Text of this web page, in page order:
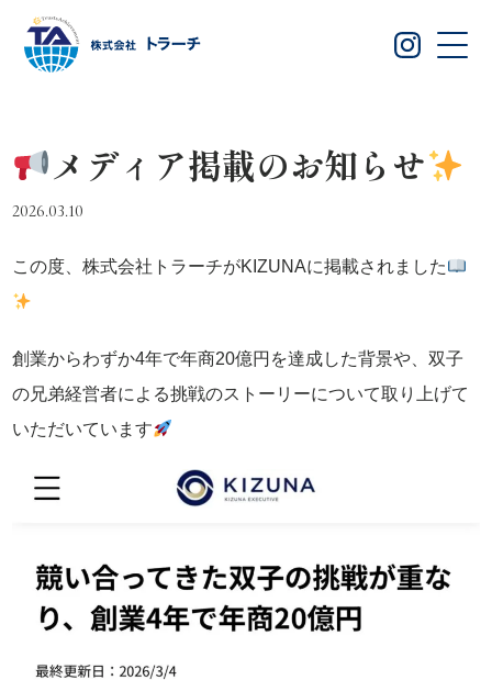
メディア掲載のお知らせ
2026.03.10
この度、株式会社トラーチがKIZUNAに掲載されました
創業からわずか4年で年商20億円を達成した背景や、双子
の兄弟経営者による挑戦のストーリーについて取り上げて
いただいています